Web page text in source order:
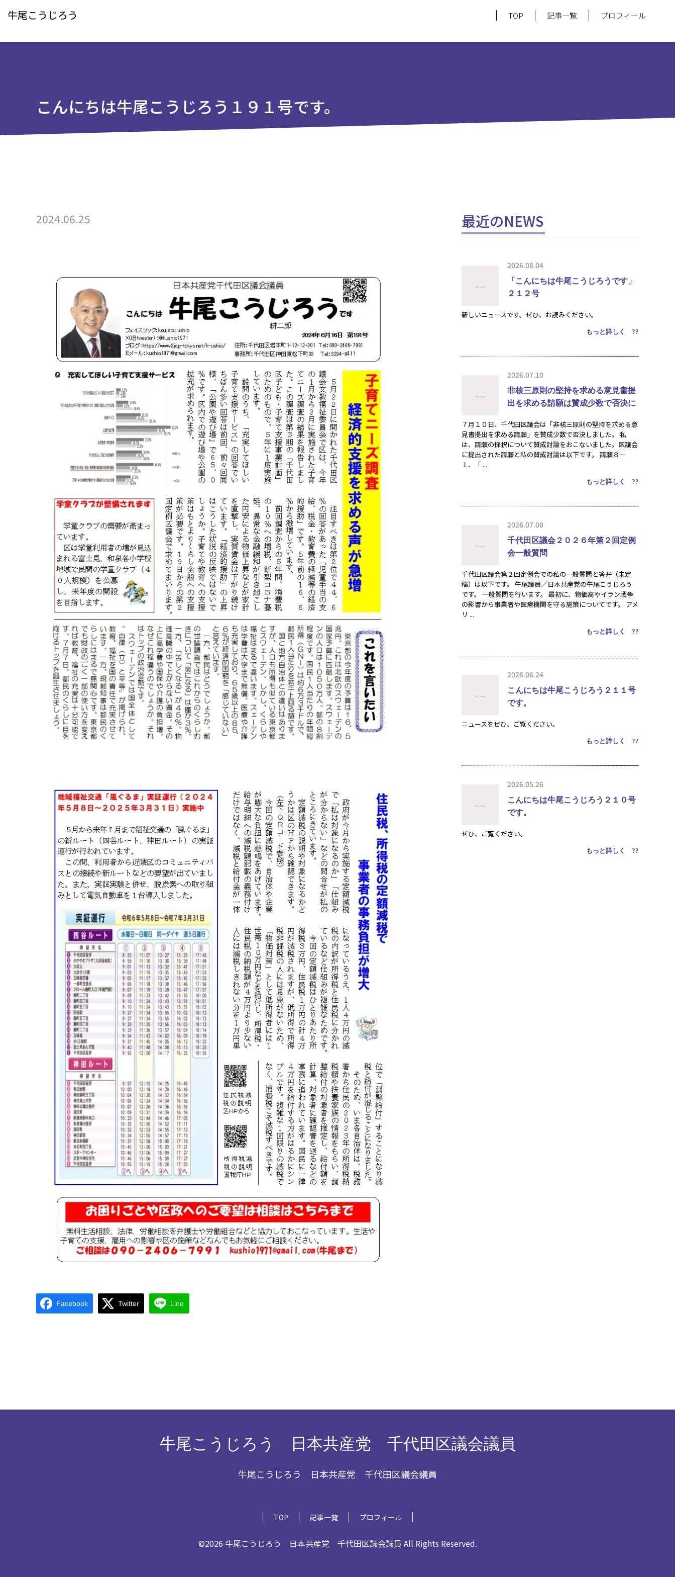
牛尾こうじろう TOP 記事一覧 プロフィール
こんにちは牛尾こうじろう１９１号です。
2024.06.25
Facebook Twitter Line
最近のNEWS
2026.08.04
「こんにちは牛尾こうじろうです」
２１２号
新しいニュースです。ぜひ、お読みください。
もっと詳しく ??
2026.07.10
非核三原則の堅持を求める意見書提
出を求める請願は賛成少数で否決に
７月１０日、千代田区議会は「非核三原則の堅持を求める意
見書提出を求める請願」を賛成少数で否決しました。 私
は、請願の採択について賛成討論をおこないました。区議会
に提出された請願と私の賛成討論は以下です。 請願８―
１、「 ...
もっと詳しく ??
2026.07.08
千代田区議会２０２６年第２回定例
会一般質問
千代田区議会第２回定例会での私の一般質問と答弁（未定
稿）は以下です。 牛尾議員／日本共産党の牛尾こうじろう
です。 一般質問を行います。 最初に、物価高やイラン戦争
の影響から事業者や医療機関を守る施策についてです。 アメ
リ ...
もっと詳しく ??
2026.06.24
こんにちは牛尾こうじろう２１１号
です。
ニュースをぜひ、ご覧ください。
もっと詳しく ??
2026.05.26
こんにちは牛尾こうじろう２１０号
です。
ぜひ、ご覧ください。
もっと詳しく ??
牛尾こうじろう 日本共産党 千代田区議会議員
牛尾こうじろう 日本共産党 千代田区議会議員
TOP 記事一覧 プロフィール
©2026 牛尾こうじろう 日本共産党 千代田区議会議員 All Rights Reserved.